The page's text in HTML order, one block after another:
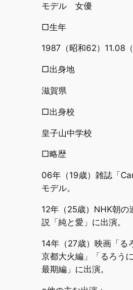
モデル 女優
□生年
1987（昭和62）11.08
□出身地
滋賀県
□出身校
皇子山中学校
□略歴
06年（19歳）雑誌「
モデル。
12年（25歳）NHK朝の
説「純と愛」に出演。
14年（27歳）映画「る
京都大火編」「るろう
最期編」に出演。